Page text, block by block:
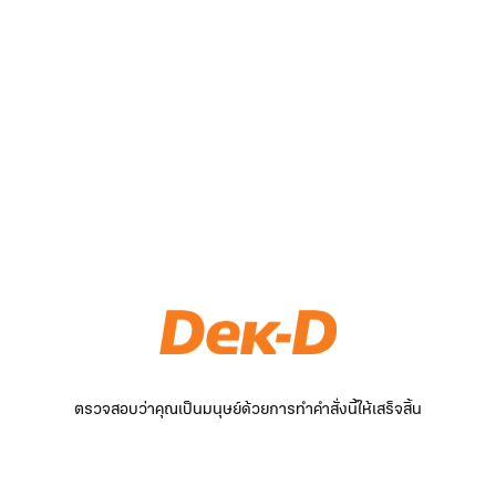
ตรวจสอบว่าคุณเป็นมนุษย์ด้วยการทำคำสั่งนี้ให้เสร็จสิ้น